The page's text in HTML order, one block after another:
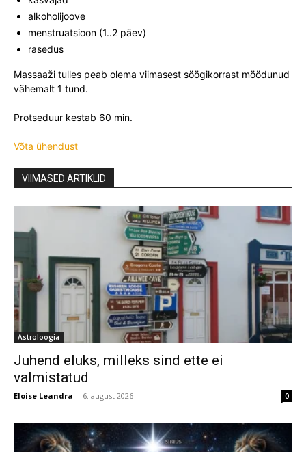
alkoholijoove
menstruatsioon (1..2 päev)
rasedus
Massaaži tulles peab olema viimasest söögikorrast möödunud
vähemalt 1 tund.
Protseduur kestab 60 min.
Võta ühendust
VIIMASED ARTIKLID
Astroloogia
Juhend eluks, milleks sind ette ei
valmistatud
Eloise Leandra - 6. august 2026 0